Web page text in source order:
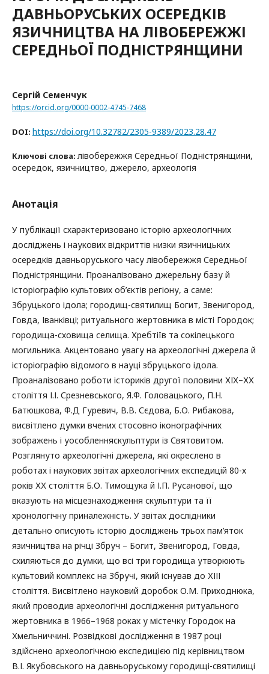
ДАВНЬОРУСЬКИХ ОСЕРЕДКІВ
ЯЗИЧНИЦТВА НА ЛІВОБЕРЕЖЖІ
СЕРЕДНЬОЇ ПОДНІСТРЯНЩИНИ
Сергій Семенчук
https://orcid.org/0000-0002-4745-7468
DOI: https://doi.org/10.32782/2305-9389/2023.28.47
Ключові слова: лівобережжя Середньої Подністрянщини,
осередок, язичництво, джерело, археологія
Анотація
У публікації схарактеризовано історію археологічних
досліджень і наукових відкриттів низки язичницьких
осередків давньоруського часу лівобережжя Середньої
Подністрянщини. Проаналізовано джерельну базу й
історіографію культових об’єктів регіону, а саме:
Збруцького ідола; городищ-святилищ Богит, Звенигород,
Говда, Іванківці; ритуального жертовника в місті Городок;
городища-сховища селища. Хребтіїв та сокілецького
могильника. Акцентовано увагу на археологічні джерела й
історіографію відомого в науці збруцького ідола.
Проаналізовано роботи істориків другої половини ХІХ–ХХ
століття І.І. Срезневського, Я.Ф. Головацького, П.Н.
Батюшкова, Ф.Д Гуревич, В.В. Сєдова, Б.О. Рибакова,
висвітлено думки вчених стосовно іконографічних
зображень і уособленняскульптури із Святовитом.
Розглянуто археологічні джерела, які окреслено в
роботах і наукових звітах археологічних експедицій 80-х
років ХХ століття Б.О. Тимощука й І.П. Русанової, що
вказують на місцезнаходження скульптури та її
хронологічну приналежність. У звітах дослідники
детально описують історію досліджень трьох пам’яток
язичництва на річці Збруч – Богит, Звенигород, Говда,
схиляються до думки, що всі три городища утворюють
культовий комплекс на Збручі, який існував до ХІІІ
століття. Висвітлено науковий доробок О.М. Приходнюка,
який проводив археологічні дослідження ритуального
жертовника в 1966–1968 роках у містечку Городок на
Хмельниччині. Розвідкові дослідження в 1987 році
здійснено археологічною експедицією під керівництвом
В.І. Якубовського на давньоруському городищі-святилищі